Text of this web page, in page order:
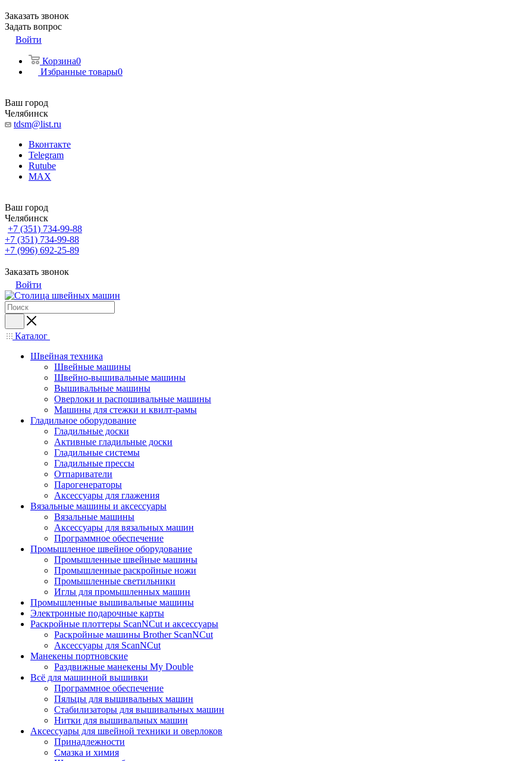
Заказать звонок
Задать вопрос
Войти
Корзина0
Избранные товары0
Ваш город
Челябинск
tdsm@list.ru
Вконтакте
Telegram
Rutube
MAX
Ваш город
Челябинск
+7 (351) 734-99-88
+7 (351) 734-99-88
+7 (996) 692-25-89
Заказать звонок
Войти
Каталог
Швейная техника
Швейные машины
Швейно-вышивальные машины
Вышивальные машины
Оверлоки и распошивальные машины
Машины для стежки и квилт-рамы
Гладильное оборудование
Гладильные доски
Активные гладильные доски
Гладильные системы
Гладильные прессы
Отпариватели
Парогенераторы
Аксессуары для глажения
Вязальные машины и аксессуары
Вязальные машины
Аксессуары для вязальных машин
Программное обеспечение
Промышленное швейное оборудование
Промышленные швейные машины
Промышленные раскройные ножи
Промышленные светильники
Иглы для промышленных машин
Промышленные вышивальные машины
Электронные подарочные карты
Раскройные плоттеры ScanNCut и аксессуары
Раскройные машины Brother ScanNCut
Аксессуары для ScanNCut
Манекены портновские
Раздвижные манекены My Double
Всё для машинной вышивки
Программное обеспечение
Пяльцы для вышивальных машин
Стабилизаторы для вышивальных машин
Нитки для вышивальных машин
Аксессуары для швейной техники и оверлоков
Принадлежности
Смазка и химия